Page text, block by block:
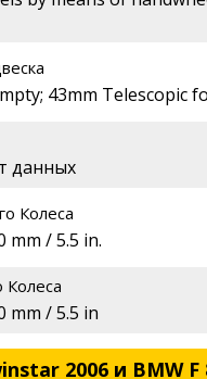
43mm Telescopic
данных
Колеса
mm / 5.5 in.
mm / 5.5 in
2006 и BMW F